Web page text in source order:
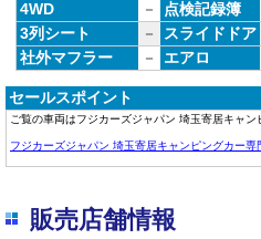
4WD
－ 点検記録簿
3列シート
－ スライドドア
社外マフラー
－ エアロ
セールスポイント
ご覧の車両はフジカーズジャパン 埼玉寄居キャン
フジカーズジャパン 埼玉寄居キャンピングカー専
販売店舗情報